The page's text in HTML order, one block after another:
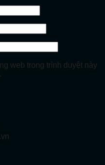
web trong trình duyệt này